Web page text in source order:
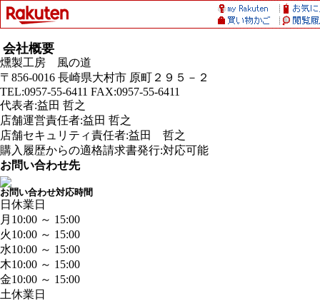
会社概要
燻製工房 風の道
〒856-0016 長崎県大村市 原町２９５－２
TEL:0957-55-6411 FAX:0957-55-6411
代表者:益田 哲之
店舗運営責任者:益田 哲之
店舗セキュリティ責任者:益田 哲之
購入履歴からの適格請求書発行:対応可能
お問い合わせ先
お問い合わせ対応時間
日 休業日
月 10:00 ～ 15:00
火10:00 ～ 15:00
水10:00 ～ 15:00
木10:00 ～ 15:00
金10:00 ～ 15:00
土休業日